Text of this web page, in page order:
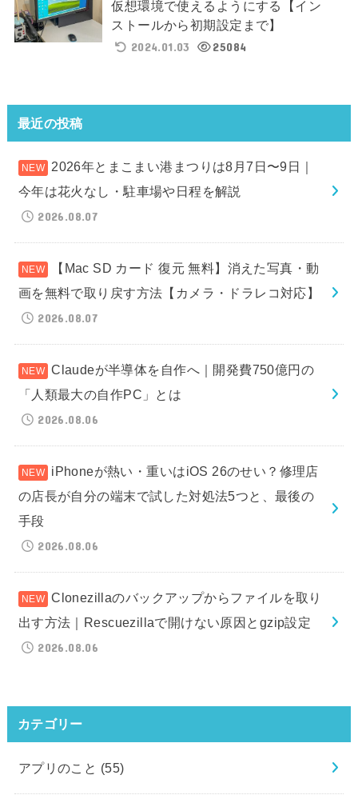
仮想環境で使えるようにする【イン
ストールから初期設定まで】
2024.01.03
25084
最近の投稿
2026年とまこまい港まつりは8月7日〜9日｜
今年は花火なし・駐車場や日程を解説
2026.08.07
【Mac SD カード 復元 無料】消えた写真・動
画を無料で取り戻す方法【カメラ・ドラレコ対応】
2026.08.07
Claudeが半導体を自作へ｜開発費750億円の
「人類最大の自作PC」とは
2026.08.06
iPhoneが熱い・重いはiOS 26のせい？修理店
の店長が自分の端末で試した対処法5つと、最後の
手段
2026.08.06
Clonezillaのバックアップからファイルを取り
出す方法｜Rescuezillaで開けない原因とgzip設定
2026.08.06
カテゴリー
アプリのこと (55)